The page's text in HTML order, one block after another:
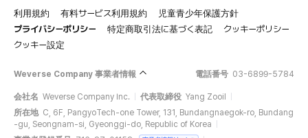
利用規約 有料サービス利用規約
児童青少年保護方針
プライバシーポリシー
特定商取引法に基づく表記
クッキーポリシー
クッキー設定
Weverse Company 事業者情報 電話番号 03-6899-5784
会社名 Weverse Company Inc. 代表取締役 Yang Zooil
所在地 C, 6F, PangyoTech-one Tower, 131, Bundangnaegok-ro, Bundang
-gu, Seongnam-si, Gyeonggi-do, Republic of Korea